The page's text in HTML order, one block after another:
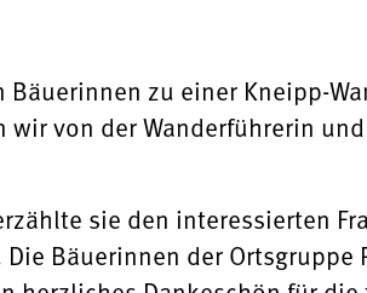
zu einer Kneipp-
von der Wanderführerin
sie den interessierten
Bäuerinnen der